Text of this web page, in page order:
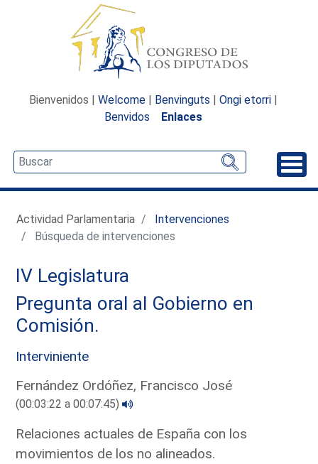
Bienvenidos | Welcome | Benvinguts | Ongi etorri |
Benvidos
Enlaces
Actividad Parlamentaria
Intervenciones
Búsqueda de intervenciones
IV Legislatura
Pregunta oral al Gobierno en
Comisión.
Interviniente
Fernández Ordóñez, Francisco José
(00:03:22 a 00:07:45)
Relaciones actuales de España con los
movimientos de los no alineados.